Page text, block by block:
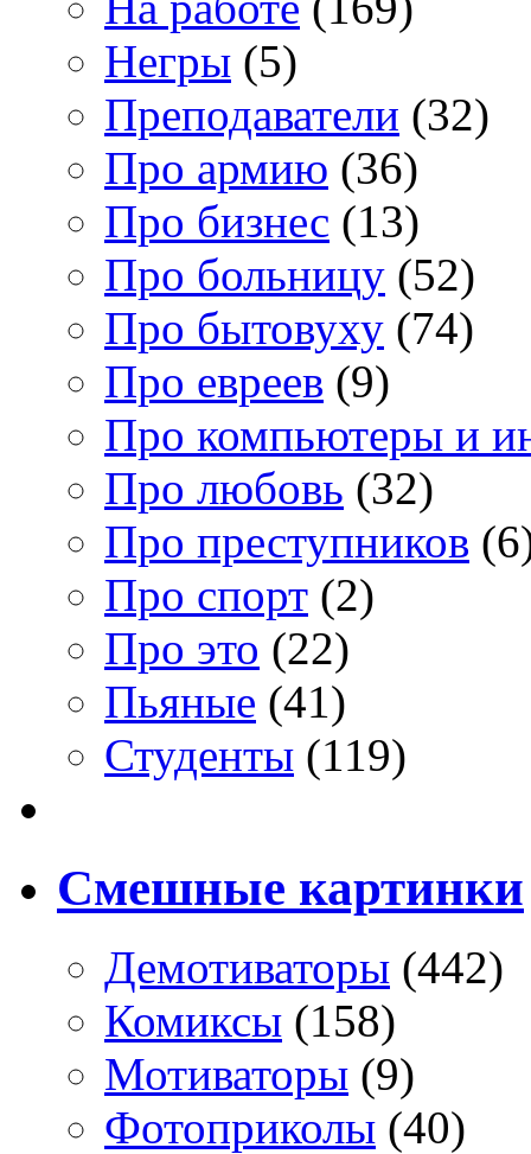
Негры (5)
Преподаватели (32)
Про армию (36)
Про бизнес (13)
Про больницу (52)
Про бытовуху (74)
Про евреев (9)
Про компьютеры и
Про любовь (32)
Про преступников
Про спорт (2)
Про это (22)
Пьяные (41)
Студенты (119)
Смешные картинки
Демотиваторы (442)
Комиксы (158)
Мотиваторы (9)
Фотоприколы (40)